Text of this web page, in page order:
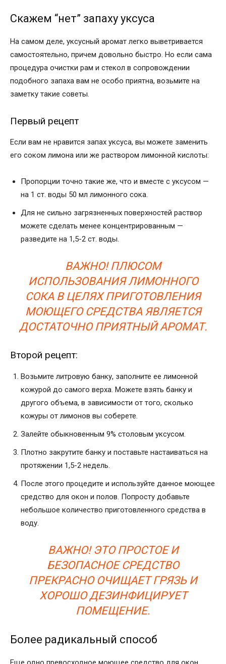
Скажем “нет” запаху уксуса
На самом деле, уксусный аромат легко выветривается
самостоятельно, причем довольно быстро. Но если сама
процедура очистки рам и стекол в сопровождении
подобного запаха вам не особо приятна, возьмите на
заметку такие советы.
Первый рецепт
Если вам не нравится запах уксуса, вы можете заменить
его соком лимона или же раствором лимонной кислоты:
Пропорции точно такие же, что и вместе с уксусом —
на 1 ст. воды 50 мл лимонного сока.
Для не сильно загрязненных поверхностей раствор
можете сделать менее концентрированным —
разведите на 1,5-2 ст. воды.
ВАЖНО! ПЛЮСОМ
ИСПОЛЬЗОВАНИЯ ЛИМОННОГО
СОКА В ЦЕЛЯХ ПРИГОТОВЛЕНИЯ
МОЮЩЕГО СРЕДСТВА ЯВЛЯЕТСЯ
ДОСТАТОЧНО ПРИЯТНЫЙ АРОМАТ.
Второй рецепт:
Возьмите литровую банку, заполните ее лимонной
кожурой до самого верха. Можете взять банку и
другого объема, в зависимости от того, сколько
кожуры от лимонов вы соберете.
Залейте обыкновенным 9% столовым уксусом.
Плотно закрутите банку и поставьте настаиваться на
протяжении 1,5-2 недель.
После этого процедите и используйте данное моющее
средство для окон и полов. Попросту добавьте
небольшое количество приготовленного средства в
воду.
ВАЖНО! ЭТО ПРОСТОЕ И
БЕЗОПАСНОЕ СРЕДСТВО
ПРЕКРАСНО ОЧИЩАЕТ ГРЯЗЬ И
ХОРОШО ДЕЗИНФИЦИРУЕТ
ПОМЕЩЕНИЕ.
Более радикальный способ